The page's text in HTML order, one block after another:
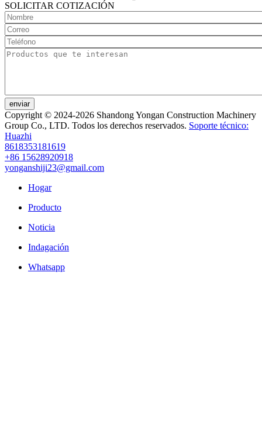
SOLICITAR COTIZACIÓN
enviar
Copyright © 2024-2026 Shandong Yongan Construction Machinery
Group Co., LTD. Todos los derechos reservados. Soporte técnico:
Huazhi
8618353181619
+86 15628920918
yonganshiji23@gmail.com
Hogar
Producto
Noticia
Indagación
Whatsapp